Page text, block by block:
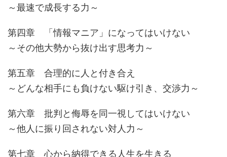
～最速で成長する力～
第四章 「情報マニア」になってはいけない
～その他大勢から抜け出す思考力～
第五章 合理的に人と付き合え
～どんな相手にも負けない駆け引き、交渉力～
第六章 批判と侮辱を同一視してはいけない
～他人に振り回されない対人力～
第七章 心から納得できる人生を生きる